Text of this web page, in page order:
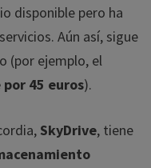
disponible pero ha
Aún así, sigue
(por ejemplo, el
por 45 euros).
SkyDrive, tiene